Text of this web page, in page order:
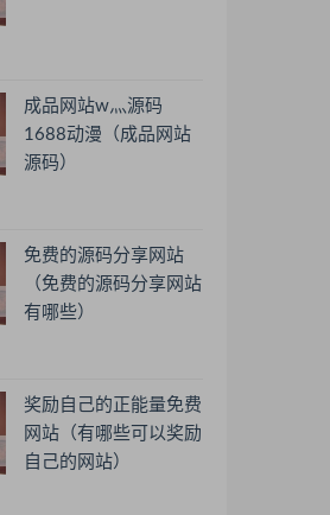
成品网站w灬源码
1688动漫（成品网站
源码）
免费的源码分享网站
（免费的源码分享网站
有哪些）
奖励自己的正能量免费
网站（有哪些可以奖励
自己的网站）